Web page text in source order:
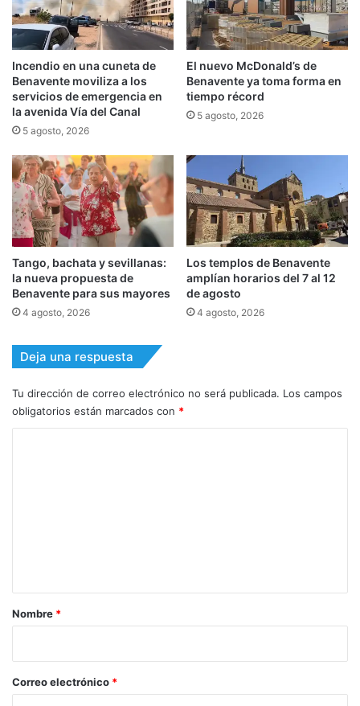
Incendio en una cuneta de
Benavente moviliza a los
servicios de emergencia en
la avenida Vía del Canal
5 agosto, 2026
El nuevo McDonald’s de
Benavente ya toma forma en
tiempo récord
5 agosto, 2026
Tango, bachata y sevillanas:
la nueva propuesta de
Benavente para sus mayores
4 agosto, 2026
Los templos de Benavente
amplían horarios del 7 al 12
de agosto
4 agosto, 2026
Deja una respuesta
Tu dirección de correo electrónico no será publicada. Los campos
obligatorios están marcados con *
r
*
Nombre *
Correo electrónico *